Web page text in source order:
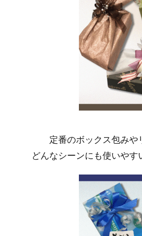
定番のボックス包みや
どんなシーンにも使いやす